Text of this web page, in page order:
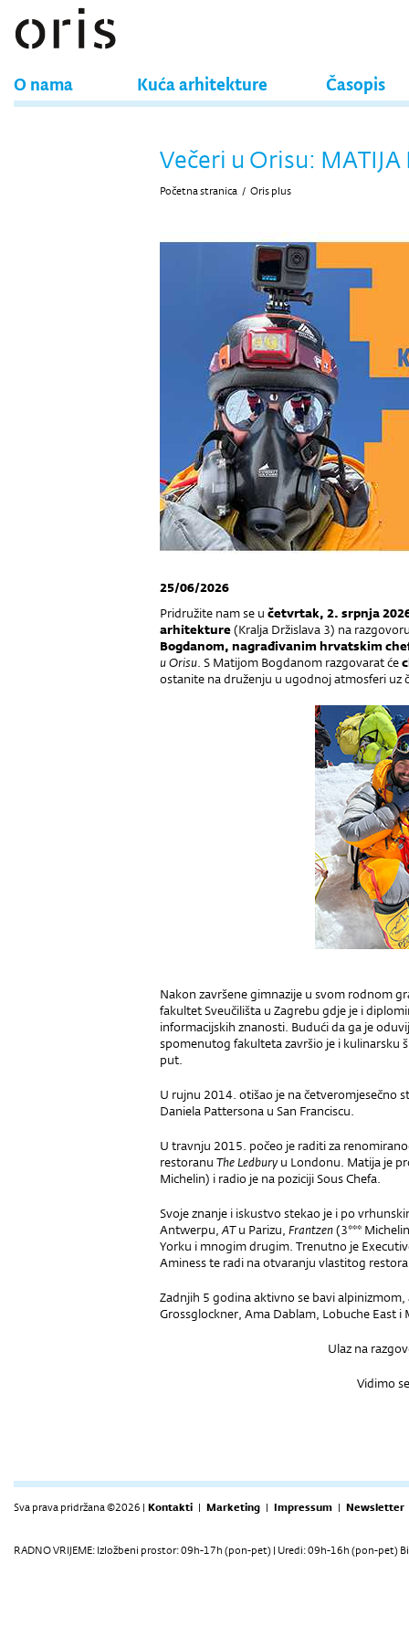
O nama Kuća arhitekture Časopis
Večeri u Orisu: MATIJA
Početna stranica / Oris plus
25/06/2026
Pridružite nam se u četvrtak, 2. srpnja
arhitekture(Kralja Držislava 3) na
Bogdanom, nagrađivanim hrvatskim
u Orisu. S Matijom Bogdanom razgovarat će
ostanite na druženju u ugodnoj atmosferi uz
Nakon završene gimnazije u svom rodnom
fakultet Sveučilišta u Zagrebu gdje je i
informacijskih znanosti. Budući da ga je
spomenutog fakulteta završio je i
put.
U rujnu 2014. otišao je na četveromjesečno
Daniela Pattersona u San Franciscu.
U travnju 2015. počeo je raditi za
restoranu The Ledbury u Londonu. Matija je
Michelin) i radio je na poziciji Sous Chefa.
Svoje znanje i iskustvo stekao je i po
Antwerpu,ATu Parizu, Frantzen(3***
Yorku i mnogim drugim. Trenutno je
Aminess te radi na otvaranju vlastitog
Zadnjih 5 godina aktivno se bavi
Grossglockner, Ama Dablam, Lobuche East i
Ulaz na
Vidimo
Sva prava pridržana ©2026 | Kontakti | Marketing | Impressum | Newsletter
RADNO VRIJEME: Izložbeni prostor: 09h-17h (pon-pet) | Uredi: 09h-16h (pon-pet)